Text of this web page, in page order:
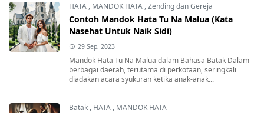
HATA , MANDOK HATA ,Zending dan Gereja
Contoh Mandok Hata Tu Na Malua (Kata
Nasehat Untuk Naik Sidi)
29 Sep, 2023
Mandok Hata Tu Na Malua dalam Bahasa Batak Dalam
berbagai daerah, terutama di perkotaan, seringkali
diadakan acara syukuran ketika anak-anak...
Batak , HATA , MANDOK HATA